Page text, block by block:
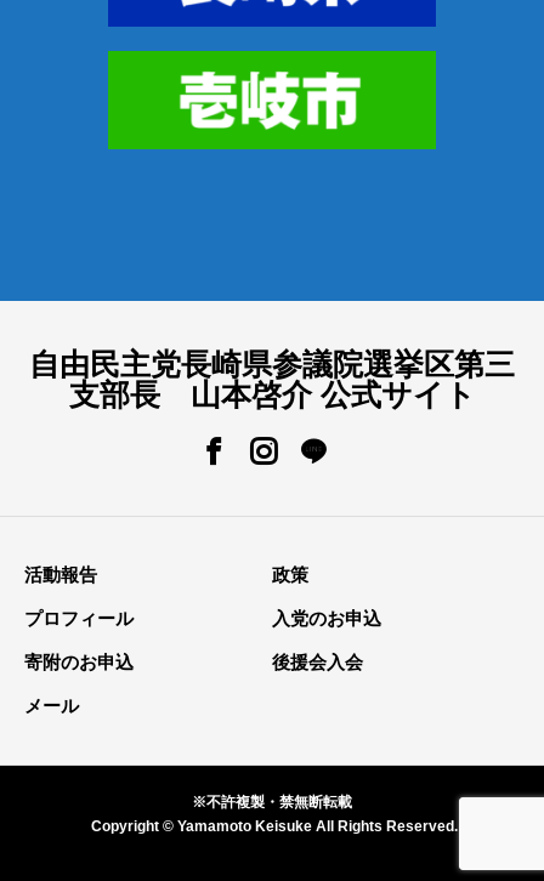
自由民主党長崎県参議院選挙区第三
支部長 山本啓介 公式サイト
活動報告 政策
プロフィール 入党のお申込
寄附のお申込 後援会入会
メール
※不許複製・禁無断転載
Copyright © Yamamoto Keisuke All Rights Reserved.